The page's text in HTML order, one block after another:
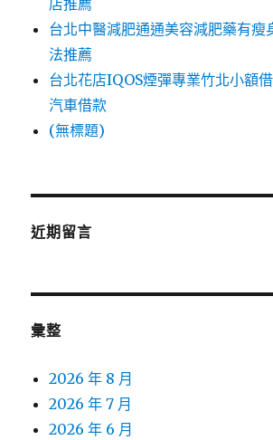
店推薦
台北中醫減肥通通美容減肥藥有瘦
法推薦
台北花店IQOS煙彈專業竹北小額
汽車借款
(無標題)
近期留言
彙整
2026 年 8 月
2026 年 7 月
2026 年 6 月